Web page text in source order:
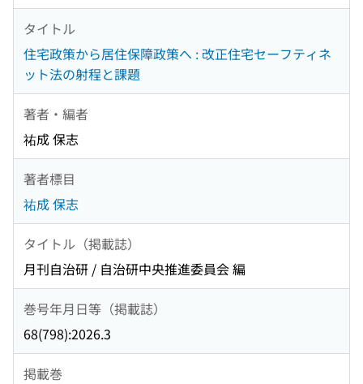
タイトル
住宅政策から居住保障政策へ : 改正住宅セーフティネ
ット法の射程と課題
著者・編者
祐成 保志
著者標目
祐成 保志
タイトル（掲載誌）
月刊自治研 / 自治研中央推進委員会 編
巻号年月日等（掲載誌）
68(798):2026.3
掲載巻